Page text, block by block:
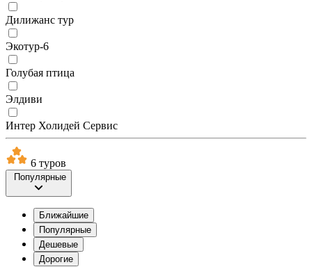
Дилижанс тур
Экотур-6
Голубая птица
Элдиви
Интер Холидей Сервис
6 туров
Популярные
Ближайшие
Популярные
Дешевые
Дорогие